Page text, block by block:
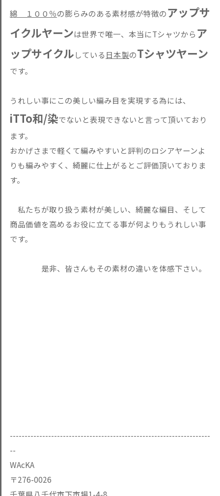
綿 １００％の膨らみのある素材感が特徴のアップサ
イクルヤーンは世界で唯一、本当にTシャツから ア
ップサイクルしている 日本製のTシャツヤーン
です。
うれしい事にこの美しい編み目を実現する為には、
iTTo和/染でないと表現できないと言って頂いており
ます。
おかげさまで軽くて編みやすいと評判のロシアヤーンよ
りも編みやすく、綺麗に仕上がるとご評価頂いておりま
す。
私たちが取り扱う素材が美しい、綺麗な編目、そして
商品価値を高めるお役に立てる事が何よりもうれしい事
です。
是非、皆さんもその素材の違いを体感下さい。
--------------------------------------------------------------------
--
WAcKA
〒276-0026